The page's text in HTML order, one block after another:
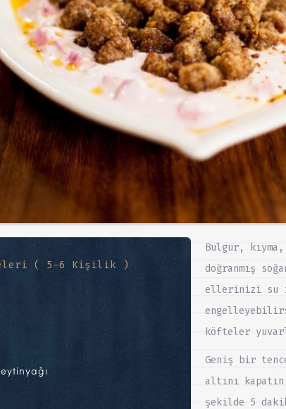
( 5-6 Kişilik )
Bulgur,
doğranmış
ellerinizi su
köfteler
Geniş bir
altını
şekilde 5